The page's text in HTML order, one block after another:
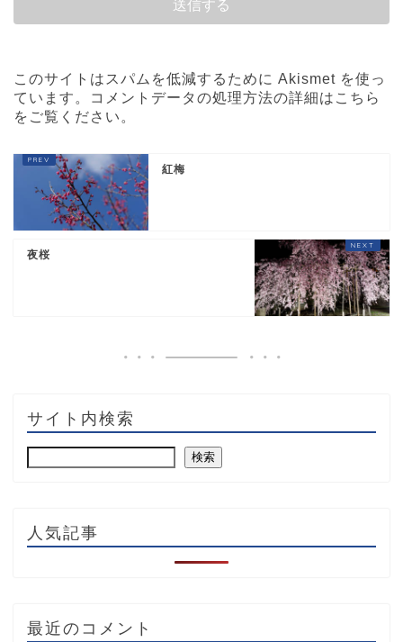
このサイトはスパムを低減するために Akismet を使っ
ています。
コメントデータの処理方法の詳細はこちら
をご覧ください 。
紅梅
夜桜
サイト内検索
検索
人気記事
最近のコメント